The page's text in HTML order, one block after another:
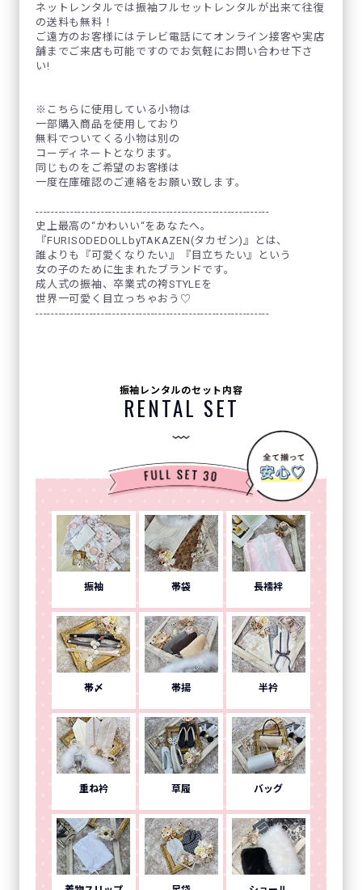
ネットレンタルでは振袖フルセットレンタルが出来て往復
の送料も無料！
ご遠方のお客様にはテレビ電話にてオンライン接客や実店
舗までご来店も可能ですのでお気軽にお問い合わせ下さ
い!
※こちらに使用している小物は
一部購入商品を使用しており
無料でついてくる小物は別の
コーディネートとなります。
同じものをご希望のお客様は
一度在庫確認のご連絡をお願い致します。
-------------------------------------------------------------
史上最高の“かわいい“をあなたへ。
『FURISODEDOLLbyTAKAZEN(タカゼン)』とは、
誰よりも『可愛くなりたい』『目立ちたい』という
女の子のために生まれたブランドです。
成人式の振袖、卒業式の袴STYLEを
世界一可愛く目立っちゃおう♡
-------------------------------------------------------------
振袖レンタルのセット内容
RENTAL SET
振袖 帯袋 長襦袢
帯〆 帯揚 半衿
重ね衿 草履 バッグ